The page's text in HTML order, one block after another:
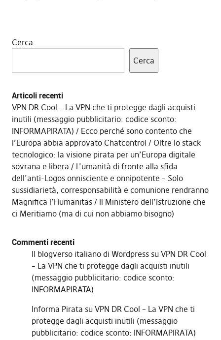
Cerca
Cerca
Articoli recenti
VPN DR Cool – La VPN che ti protegge dagli acquisti
inutili (messaggio pubblicitario: codice sconto:
INFORMAPIRATA)
Ecco perché sono contento che
l’Europa abbia approvato Chatcontrol
Oltre lo stack
tecnologico: la visione pirata per un’Europa digitale
sovrana e libera
L’umanità di fronte alla sfida
dell’anti-Logos onnisciente e onnipotente – Solo
sussidiarietà, corresponsabilità e comunione rendranno
Magnifica l’Humanitas
Il Ministero dell’Istruzione che
ci Meritiamo (ma di cui non abbiamo bisogno)
Commenti recenti
Il blogverso italiano di Wordpresssu VPN DR Cool
– La VPN che ti protegge dagli acquisti inutili
(messaggio pubblicitario: codice sconto:
INFORMAPIRATA)
Informa Pirata su VPN DR Cool – La VPN che ti
protegge dagli acquisti inutili (messaggio
pubblicitario: codice sconto: INFORMAPIRATA)